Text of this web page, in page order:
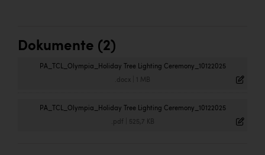
Dokumente (2)
PA_TCL_Olympia_Holiday Tree Lighting Ceremony_10122025
.docx 1 MB
PA_TCL_Olympia_Holiday Tree Lighting Ceremony_10122025
.pdf 525,7 KB